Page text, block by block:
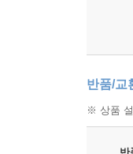
반품/교
※ 상품